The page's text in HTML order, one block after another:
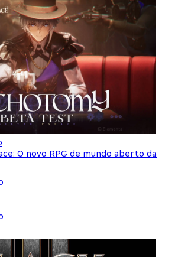
O novo RPG de mundo aberto da